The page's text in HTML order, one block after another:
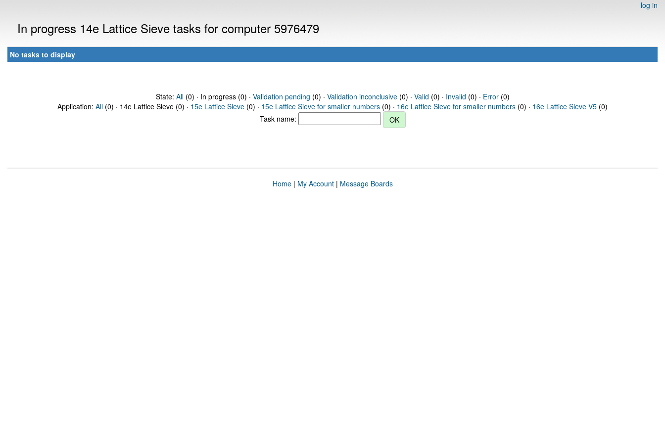
log in
In progress 14e Lattice Sieve tasks for computer 5976479
No tasks to display
State: All(0) · In progress (0) · Validation pending (0) · Validation inconclusive(0) · Valid (0) · Invalid (0) · Error(0)
Application: All (0) · 14e Lattice Sieve (0) · 15e Lattice Sieve (0) · 15e Lattice Sieve for smaller numbers (0) · 16e Lattice Sieve for smaller numbers (0) · 16e Lattice Sieve V5 (0)
Task name:
Home| My Account| Message Boards